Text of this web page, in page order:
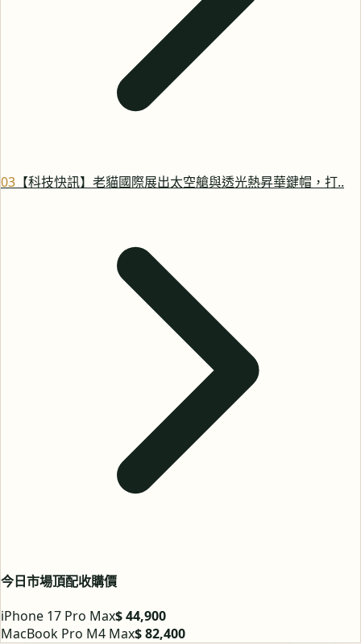
03 【科技快訊】老貓國際展出太空艙與透光熱昇華鍵帽，打..
今日市場頂配收購價
iPhone 17 Pro Max$ 44,900
MacBook Pro M4 Max$ 82,400